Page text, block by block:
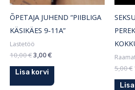
ÕPETAJA JUHEND “PIIBLIGA
KÄSIKÄES 9-11A”
Lastetöö
10,00€3,00€
Lisa korvi 5,00€